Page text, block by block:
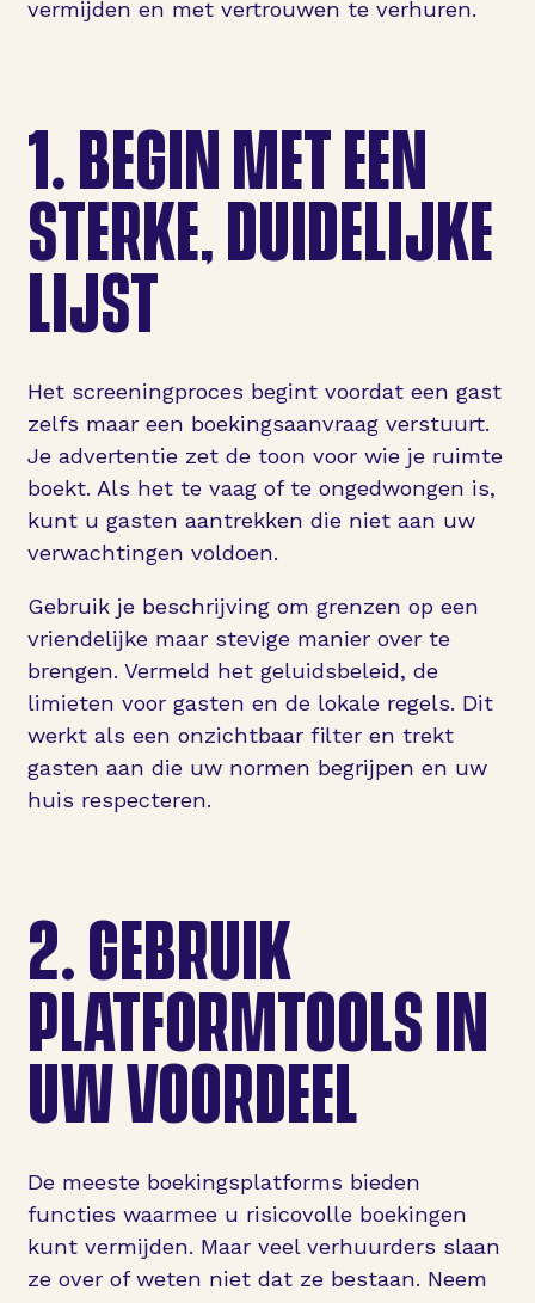
vermijden en met vertrouwen te verhuren.
1.BEGIN MET EEN
STERKE, DUIDELIJKE
LIJST
Het screeningproces begint voordat een gast
zelfs maar een boekingsaanvraag verstuurt.
Je advertentie zet de toon voor wie je ruimte
boekt. Als het te vaag of te ongedwongen is,
kunt u gasten aantrekken die niet aan uw
verwachtingen voldoen.
Gebruik je beschrijving om grenzen op een
vriendelijke maar stevige manier over te
brengen. Vermeld het geluidsbeleid, de
limieten voor gasten en de lokale regels. Dit
werkt als een onzichtbaar filter en trekt
gasten aan die uw normen begrijpen en uw
huis respecteren.
2.GEBRUIK
PLATFORMTOOLS IN
UW VOORDEEL
De meeste boekingsplatforms bieden
functies waarmee u risicovolle boekingen
kunt vermijden. Maar veel verhuurders slaan
ze over of weten niet dat ze bestaan. Neem